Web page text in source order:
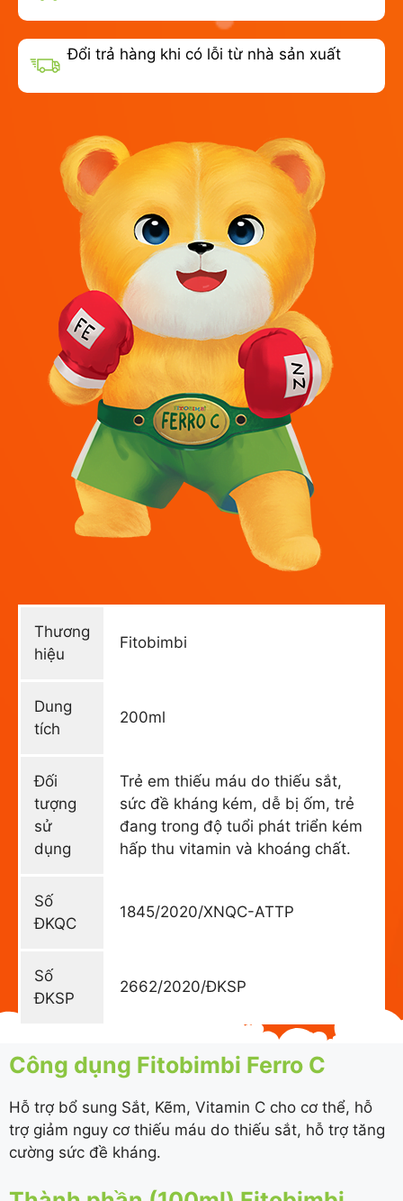
Đổi trả hàng khi có lỗi từ nhà sản xuất
Thương
hiệu
Fitobimbi
Dung
tích
200ml
Đối
tượng
sử
dụng
Trẻ em thiếu máu do thiếu sắt,
sức đề kháng kém, dễ bị ốm, trẻ
đang trong độ tuổi phát triển kém
hấp thu vitamin và khoáng chất.
Số
ĐKQC
1845/2020/XNQC-ATTP
Số
ĐKSP
2662/2020/ĐKSP
Công dụng Fitobimbi Ferro C
Hỗ trợ bổ sung Sắt, Kẽm, Vitamin C cho cơ thể, hỗ
trợ giảm nguy cơ thiếu máu do thiếu sắt, hỗ trợ tăng
cường sức đề kháng.